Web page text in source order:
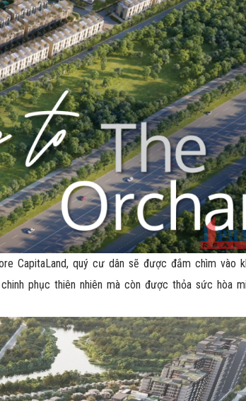
CapitaLand, quý cư dân sẽ được đắm chìm vào
phục thiên nhiên mà còn được thỏa sức hòa